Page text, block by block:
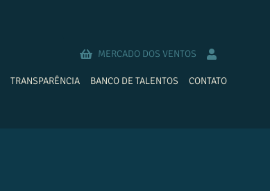
MERCADO DOS VENTOS
TRANSPARÊNCIA BANCO DE TALENTOS CONTATO